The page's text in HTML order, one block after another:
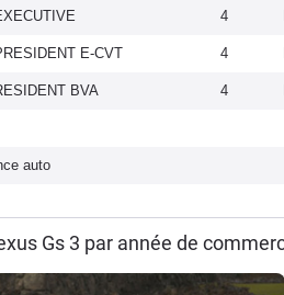
4
E-CVT 4
BVA 4
auto
Gs 3 par année de